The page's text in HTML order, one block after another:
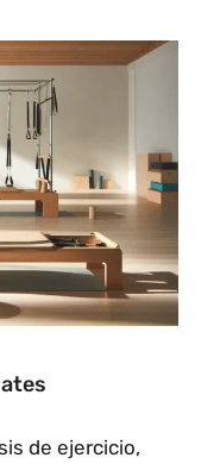
de ejercicio,